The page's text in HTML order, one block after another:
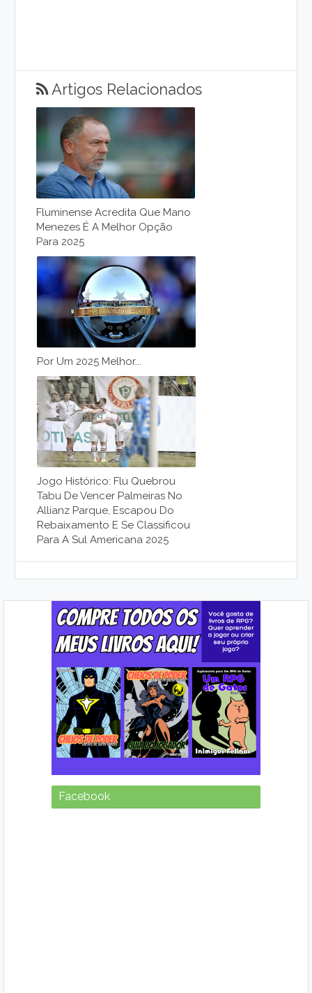
Artigos Relacionados
Fluminense Acredita Que Mano
Menezes É A Melhor Opção
Para 2025
Por Um 2025 Melhor...
Jogo Histórico: Flu Quebrou
Tabu De Vencer Palmeiras No
Allianz Parque, Escapou Do
Rebaixamento E Se Classificou
Para A Sul Americana 2025
Facebook